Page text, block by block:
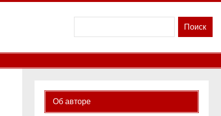
Поиск
Об авторе